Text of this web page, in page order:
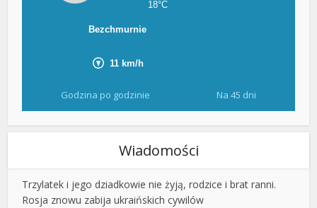
Godzina po godzinie Na 45 dni
Wiadomości
Trzylatek i jego dziadkowie nie żyją, rodzice i brat ranni.
Rosja znowu zabija ukraińskich cywilów